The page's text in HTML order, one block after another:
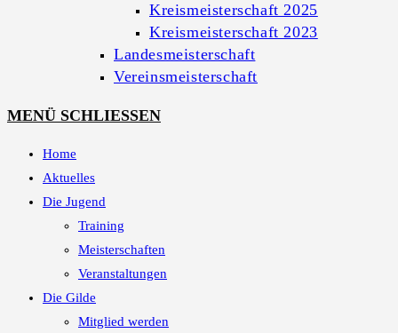
Kreismeisterschaft 2025
Kreismeisterschaft 2023
Landesmeisterschaft
Vereinsmeisterschaft
MENÜ SCHLIESSEN
Home
Aktuelles
Die Jugend
Training
Meisterschaften
Veranstaltungen
Die Gilde
Mitglied werden